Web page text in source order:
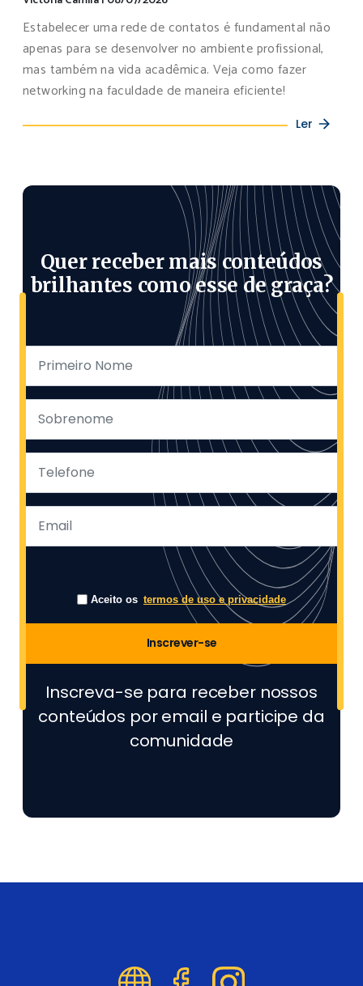
Estabelecer uma rede de contatos é fundamental não
apenas para se desenvolver no ambiente profissional,
mas também na vida acadêmica. Veja como fazer
networking na faculdade de maneira eficiente!
Ler
Quer receber mais conteúdos
brilhantes como esse de graça?
Aceito os termos de uso e privacidade
Inscrever-se
Inscreva-se para receber nossos
conteúdos por email e participe da
comunidade